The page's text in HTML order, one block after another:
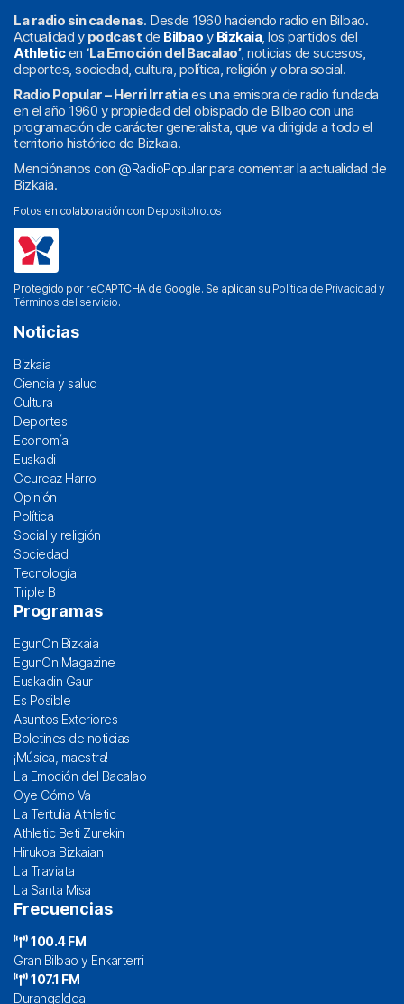
La radio sin cadenas. Desde 1960 haciendo radio en Bilbao.
Actualidad y podcast de Bilbao y Bizkaia, los partidos del
Athleticen ‘La Emoción del Bacalao’, noticias de sucesos,
deportes, sociedad, cultura, política, religión y obra social.
Radio Popular – Herri Irratiaes una emisora de radio fundada
en el año 1960 y propiedad del obispado de Bilbao con una
programación de carácter generalista, que va dirigida a todo el
territorio histórico de Bizkaia.
Menciónanos con @RadioPopularpara comentar la actualidad de
Bizkaia.
Fotos en colaboración con Depositphotos
Protegido por reCAPTCHA de Google. Se aplican su Política de Privacidad y
Términos del servicio.
Noticias
Bizkaia
Ciencia y salud
Cultura
Deportes
Economía
Euskadi
Geureaz Harro
Opinión
Política
Social y religión
Sociedad
Tecnología
Triple B
Programas
EgunOn Bizkaia
EgunOn Magazine
Euskadin Gaur
Es Posible
Asuntos Exteriores
Boletines de noticias
¡Música, maestra!
La Emoción del Bacalao
Oye Cómo Va
La Tertulia Athletic
Athletic Beti Zurekin
Hirukoa Bizkaian
La Traviata
La Santa Misa
Frecuencias
100.4 FM
Gran Bilbao y Enkarterri
107.1 FM
Durangaldea